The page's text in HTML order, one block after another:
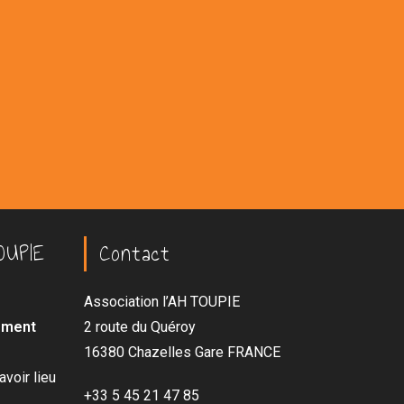
lieu
Contact
Association l’AH TOUPIE
2 route du Quéroy
16380 Chazelles Gare FRANCE
+33 5 45 21 47 85